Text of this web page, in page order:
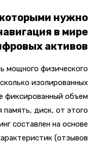
за которыми
навигация в
цифровых
часть мощного
несколько
фиксированный
память, диск, от
составлен на
характеристик